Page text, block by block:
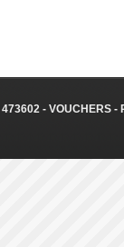
- VOUCHERS